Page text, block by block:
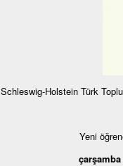
Schleswig-Holstein Türk
Yeni
çarşamba